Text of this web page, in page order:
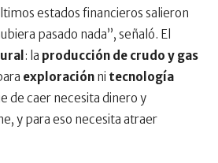
estados financieros salieron
pasado nada”, señaló. El
: la producción de crudo y gas
exploración ni tecnología
de caer necesita dinero y
y para eso necesita atraer